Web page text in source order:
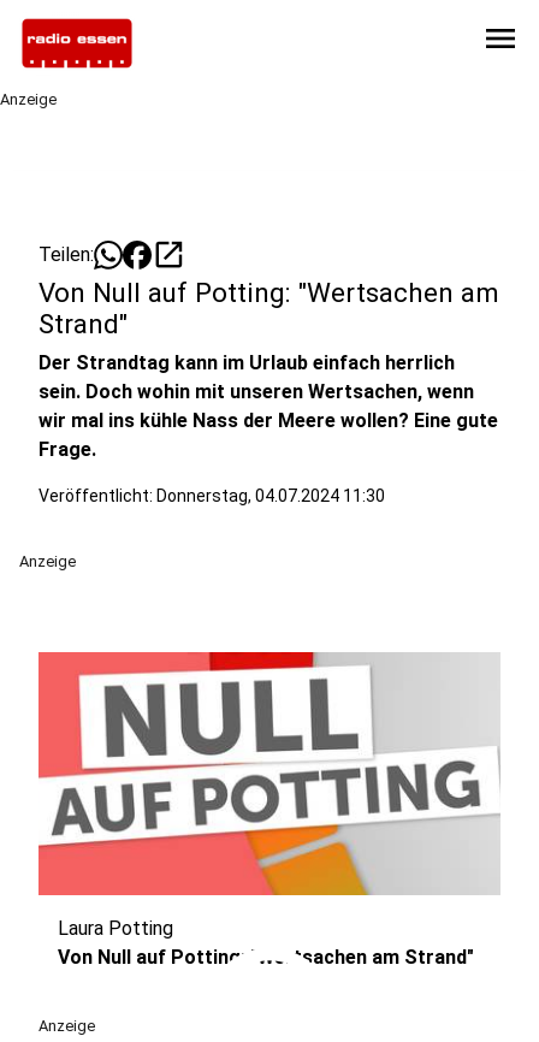
menu
Anzeige
Teilen: open_in_new
Von Null auf Potting: "Wertsachen am
Strand"
Der Strandtag kann im Urlaub einfach herrlich
sein. Doch wohin mit unseren Wertsachen, wenn
wir mal ins kühle Nass der Meere wollen? Eine gute
Frage.
Veröffentlicht: Donnerstag, 04.07.2024 11:30
Anzeige
Laura Potting
Von Null auf Potting: "Wertsachen am Strand"
Anzeige